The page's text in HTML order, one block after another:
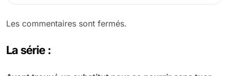
Les commentaires sont fermés.
La série :